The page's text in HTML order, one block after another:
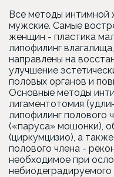
Все методы интимной
мужские. Самые
женщин - пластика
липофилинг
направлены на
улучшение
половых органов и
Основные методы
лигаментотомия
липофилинг полового
(«паруса» мошонки),
(циркумцизио), а
полового члена -
необходимое при